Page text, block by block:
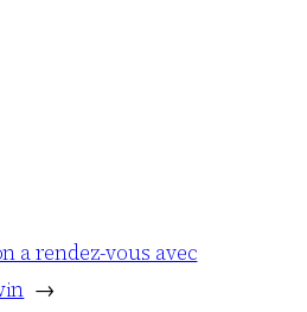
a rendez-vous avec
→